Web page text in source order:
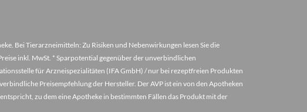
Bei Tierarzneimitteln: Zu Risiken und Nebenwirkungen lesen Sie die
inkl. MwSt. * Sparpotential gegenüber der unverbindlichen
für Arzneispezialitäten (IFA GmbH) / nur bei rezeptfreien Produkten
Preisempfehlung der Hersteller. Der AVP ist ein von den Apotheken
zu dem eine Apotheke in bestimmten Fällen das Produkt mit der